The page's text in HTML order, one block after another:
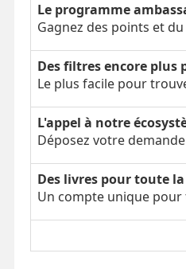
Le programme
Gagnez des points et
Des filtres encore plus
Le plus facile pour
L'appel à notre
Déposez votre
Des livres pour toute
Un compte unique